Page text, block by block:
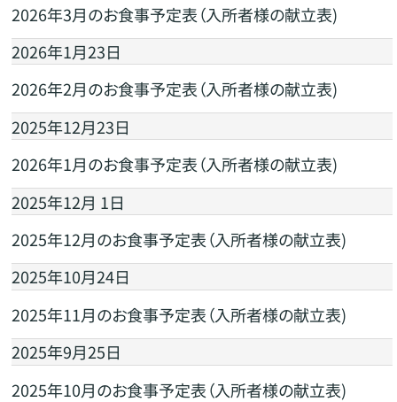
2026年3月のお食事予定表（入所者様の献立表)
2026年1月23日
2026年2月のお食事予定表（入所者様の献立表)
2025年12月23日
2026年1月のお食事予定表（入所者様の献立表)
2025年12月 1日
2025年12月のお食事予定表（入所者様の献立表)
2025年10月24日
2025年11月のお食事予定表（入所者様の献立表)
2025年9月25日
2025年10月のお食事予定表（入所者様の献立表)